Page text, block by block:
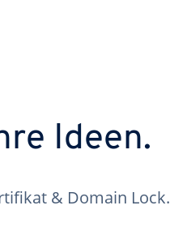
Ideen.
& Domain Lock.